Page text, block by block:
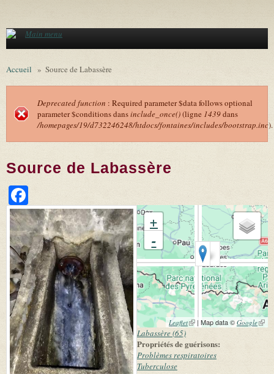
Main menu
Accueil » Source de Labassère
Message d'erreur
Deprecated function : Required parameter $data follows optional
parameter $conditions dansinclude_once()(ligne 1439dans
/homepages/19/d732246248/htdocs/fontaines/includes/bootstrap.inc).
Source de Labassère
+
-
Leaflet(link is external)
| Map data © Google(link
Labassère (65)
Propriétés de guérisons:
Problèmes respiratoires
Tuberculose